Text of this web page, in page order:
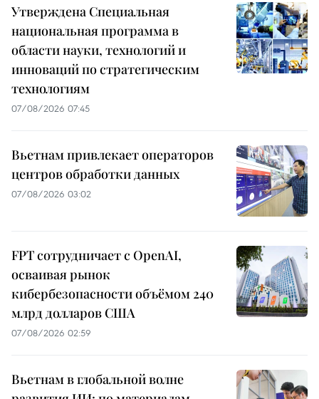
Утверждена Специальная
национальная программа в
области науки, технологий и
инноваций по стратегическим
технологиям
07/08/2026 07:45
Вьетнам привлекает операторов
центров обработки данных
07/08/2026 03:02
FPT сотрудничает с OpenAI,
осваивая рынок
кибербезопасности объёмом 240
млрд долларов США
07/08/2026 02:59
Вьетнам в глобальной волне